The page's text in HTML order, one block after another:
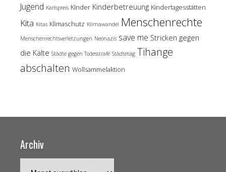
Jugend Karlspreis Kinder Kinderbetreuung Kindertagesstätten
Kita Kitas Klimaschutz Klimawandel Menschenrechte
Menschenrechtsverletzungen Neonazis save me Stricken gegen
die Kälte Städte gegen Todesstrafe Städtetag Tihange
abschalten Wollsammelaktion
Archiv